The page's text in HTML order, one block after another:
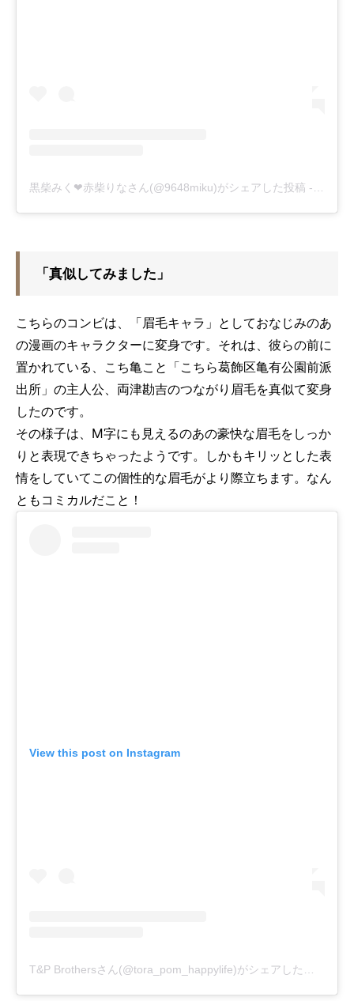
黒柴みく❤︎赤柴りなさん(@9648miku)がシェアした投稿 -
「真似してみました」
こちらのコンビは、「眉毛キャラ」としておなじみのあ
の漫画のキャラクターに変身です。それは、彼らの前に
置かれている、こち亀こと「こちら葛飾区亀有公園前派
出所」の主人公、両津勘吉のつながり眉毛を真似て変身
したのです。
その様子は、M字にも見えるのあの豪快な眉毛をしっか
りと表現できちゃったようです。しかもキリッとした表
情をしていてこの個性的な眉毛がより際立ちます。なん
ともコミカルだこと！
View this post on Instagram
T&P Brothersさん(@tora_pom_happylife)がシェアした投稿